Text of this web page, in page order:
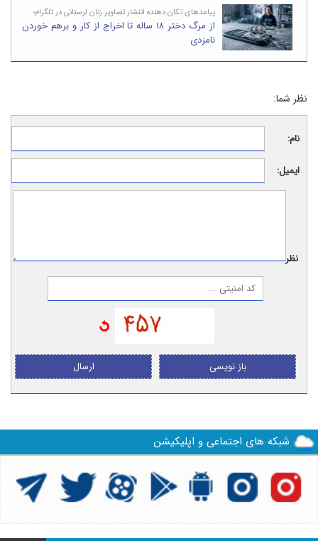
پیامدهای تکان دهنده انتشار تصاویر زنان لرستانی در تلگرام؛
از مرگ دختر ۱۸ ساله تا اخراج از کار و برهم خوردن
نامزدی
نظر شما:
نام:
ایمیل:
نظر:
ارسال باز نویسی
شبکه های اجتماعی و اپلیکیشن